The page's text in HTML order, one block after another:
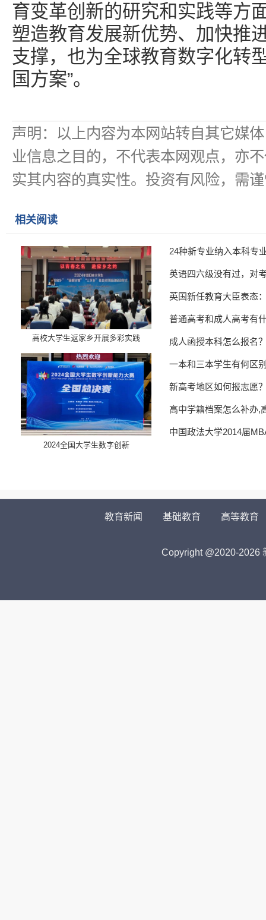
育变革创新的研究和实践等方
塑造教育发展新优势、加快推
支撑，也为全球教育数字化转
国方案”。
声明：以上内容为本网站转自其它媒
业信息之目的，不代表本网观点，亦
实其内容的真实性。投资有风险，需
相关阅读
高校大学生返家乡开展多彩实践
​2024全国大学生数字创新
24种新专业纳入本科专
英语四六级没有过，对
英国新任教育大臣表态
普通高考和成人高考有
成人函授本科怎么报名
一本和三本学生有何区
新高考地区如何报志愿
高中学籍档案怎么补办,
中国政法大学2014届
教育新闻 基础教育 高等教育
Copyright @2020-2026